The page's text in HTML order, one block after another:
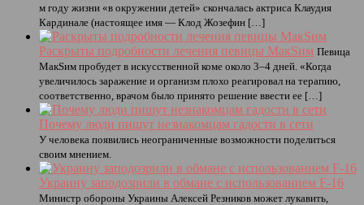
м году жизни «в окружении детей» скончалась актриса Клаудия
Кардинале (настоящее имя — Клод Жозефин […]
Раскрыты подробности лечения певицы МакSим Певица
МакSим пробудет в искусственной коме около 3–4 дней. «Когда
увеличилось заражение и организм плохо реагировал на терапию,
соответственно, врачом было принято решение ввести ее […]
Почему люди пишут незнакомцам гадости в сети
У человека появились неограниченные возможности поделиться
своим мнением.
Украину заподозрили в обмане с использованием F-16
Министр обороны Украины Алексей Резников может лукавить,